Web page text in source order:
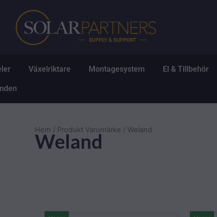
innehåll
Öppna Solpaneler
Växelriktare Öppna Växelriktare
Montagesystem ÖppnaEl & Tillbehör
Hem / Produkt Varumärke / Weland
Weland